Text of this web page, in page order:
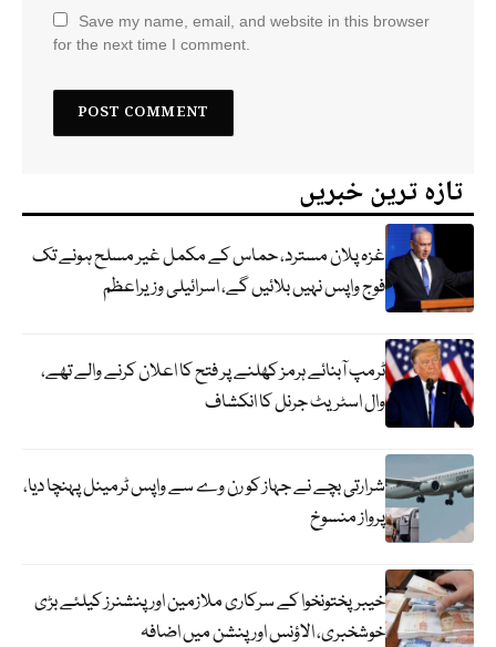
Save my name, email, and website in this browser
for the next time I comment.
تازہ ترین خبریں
غزہ پلان مسترد، حماس کے مکمل غیر مسلح ہونے تک
فوج واپس نہیں بلائیں گے، اسرائیلی وزیراعظم
ٹرمپ آبنائے ہرمز کھلنے پر فتح کا اعلان کرنے والے تھے،
وال اسٹریٹ جرنل کا انکشاف
شرارتی بچے نے جہاز کو رن وے سے واپس ٹرمینل پہنچا دیا،
پرواز منسوخ
خیبرپختونخوا کے سرکاری ملازمین اور پنشنرز کیلئے بڑی
خوشخبری، الاؤنس اور پنشن میں اضافہ